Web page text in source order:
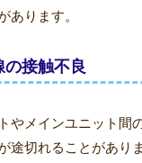
あります。
の接触不良
やメインユニット間
途切れることがありま